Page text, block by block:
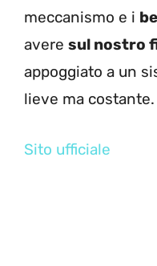
meccanismo e i
avere sul nostro
appoggiato a un
lieve ma costante.
Sito ufficiale